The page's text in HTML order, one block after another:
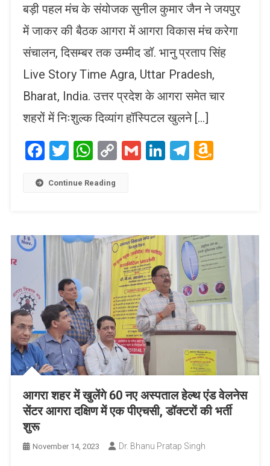
बड़ी पहल मंच के संयोजक सुनील कुमार जैन ने जयपुर
में जाकर की बैठक आगरा में आगरा विकास मंच करेगा
संचालन, दिसम्बर तक उम्मीद डॉ. भानु प्रताप सिंह
Live Story Time Agra, Uttar Pradesh,
Bharat, India. उत्तर प्रदेश के आगरा समेत चार
शहरों में निःशुल्क दिव्यांग हॉस्पिटल खुलने […]
Facebook
TwitterWhatsApp
CopyGmailLinkedIn
Telegram
Continue Reading
आगरा शहर में खुलेंगे 60 नए अस्पताल हेल्थ एंड वेलनेस
सेंटर आगरा दक्षिण में एक पीएचसी, डॉक्टरों की भर्ती
शुरू
November 14, 2023 Dr. Bhanu Pratap Singh